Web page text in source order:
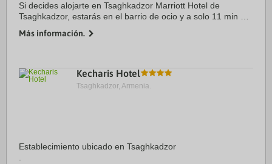
Si decides alojarte en Tsaghkadzor Marriott Hotel de
Tsaghkadzor, estarás en el barrio de ocio y a solo 11 min a
estrellas se encuentra a 0,8 km de ...
Más información.
Kecharis Hotel
Tsaghkadzor, Armenia.
Establecimiento ubicado en Tsaghkadzor